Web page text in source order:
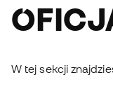
W tej sekcji